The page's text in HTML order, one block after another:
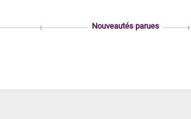
Nouveautés parues